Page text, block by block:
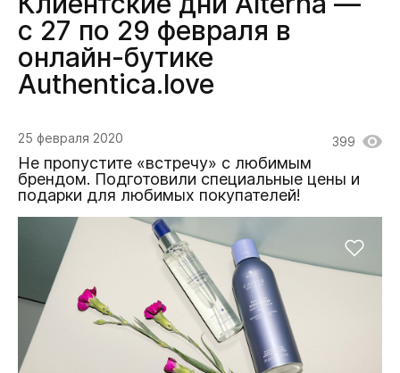
с 27 по 29 февраля в
онлайн-бутике
Authentica.love
25 февраля 2020 399
Не пропустите «встречу» с любимым
брендом. Подготовили специальные цены и
подарки для любимых покупателей!